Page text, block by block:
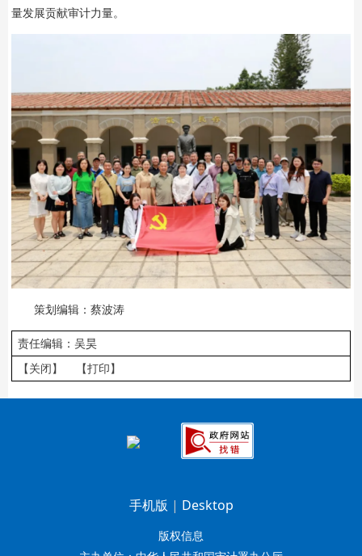
量发展贡献审计力量。
策划编辑：蔡波涛
责任编辑：吴昊
【关闭】
【打印】
手机版 | Desktop
版权信息